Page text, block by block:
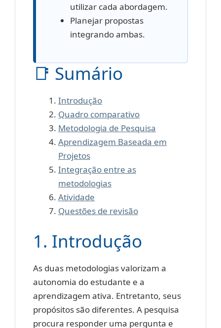
utilizar cada abordagem.
Planejar propostas
integrando ambas.
📑 Sumário
Introdução
Quadro comparativo
Metodologia de Pesquisa
Aprendizagem Baseada em
Projetos
Integração entre as
metodologias
Atividade
Questões de revisão
1. Introdução
As duas metodologias valorizam a
autonomia do estudante e a
aprendizagem ativa. Entretanto, seus
propósitos são diferentes. A pesquisa
procura responder uma pergunta e